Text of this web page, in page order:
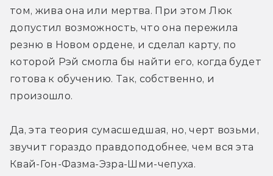
том, жива она или мертва. При этом Люк
допустил возможность, что она пережила
резню в Новом ордене, и сделал карту, по
которой Рэй смогла бы найти его, когда будет
готова к обучению. Так, собственно, и
произошло.
Да, эта теория сумасшедшая, но, черт возьми,
звучит гораздо правдоподобнее, чем вся эта
Квай-Гон-Фазма-Эзра-Шми-чепуха.